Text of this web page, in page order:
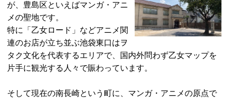
が、豊島区といえばマンガ・アニ
メの聖地です。
特に「乙女ロード」などアニメ関
連のお店が立ち並ぶ池袋東口はヲ
タク文化を代表するエリアで、国内外問わず乙女マップを
片手に観光する人々で賑わっています。
そして現在の南長崎という町に、マンガ・アニメの原点で